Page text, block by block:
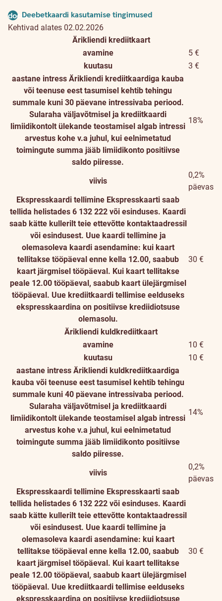
document
Deebetkaardi kasutamise tingimused
Kehtivad alates 02.02.2026
Ärikliendi krediitkaart
avamine
5 €
kuutasu
3 €
aastane intress Ärikliendi krediitkaardiga kauba
või teenuse eest tasumisel kehtib tehingu
summale kuni 30 päevane intressivaba periood.
Sularaha väljavõtmisel ja krediitkaardi
limiidikontolt ülekande teostamisel algab intressi
arvestus kohe v.a juhul, kui eelnimetatud
toimingute summa jääb limiidikonto positiivse
saldo piiresse.
18%
viivis
0,2%
päevas
Ekspresskaardi tellimine Ekspresskaarti saab
tellida helistades 6 132 222 või esinduses. Kaardi
saab kätte kullerilt teie ettevõtte kontaktaadressil
või esindusest. Uue kaardi tellimine ja
olemasoleva kaardi asendamine: kui kaart
tellitakse tööpäeval enne kella 12.00, saabub
kaart järgmisel tööpäeval. Kui kaart tellitakse
peale 12.00 tööpäeval, saabub kaart ülejärgmisel
tööpäeval. Uue krediitkaardi tellimise eelduseks
ekspresskaardina on positiivse krediidiotsuse
olemasolu.
30 €
Ärikliendi kuldkrediitkaart
avamine
10 €
kuutasu
10 €
aastane intress Ärikliendi kuldkrediitkaardiga
kauba või teenuse eest tasumisel kehtib tehingu
summale kuni 40 päevane intressivaba periood.
Sularaha väljavõtmisel ja krediitkaardi
limiidikontolt ülekande teostamisel algab intressi
arvestus kohe v.a juhul, kui eelnimetatud
toimingute summa jääb limiidikonto positiivse
saldo piiresse.
14%
viivis
0,2%
päevas
Ekspresskaardi tellimine Ekspresskaarti saab
tellida helistades 6 132 222 või esinduses. Kaardi
saab kätte kullerilt teie ettevõtte kontaktaadressil
või esindusest. Uue kaardi tellimine ja
olemasoleva kaardi asendamine: kui kaart
tellitakse tööpäeval enne kella 12.00, saabub
kaart järgmisel tööpäeval. Kui kaart tellitakse
peale 12.00 tööpäeval, saabub kaart ülejärgmisel
tööpäeval. Uue krediitkaardi tellimise eelduseks
ekspresskaardina on positiivse krediidiotsuse
30 €